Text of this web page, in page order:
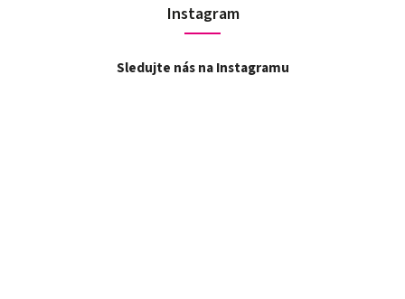
Instagram
Sledujte nás na Instagramu